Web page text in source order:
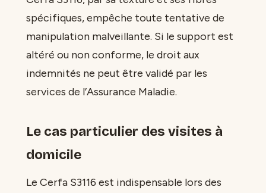
spécifiques, empêche toute tentative de
manipulation malveillante. Si le support est
altéré ou non conforme, le droit aux
indemnités ne peut être validé par les
services de l’Assurance Maladie.
Le cas particulier des visites à
domicile
Le Cerfa S3116 est indispensable lors des